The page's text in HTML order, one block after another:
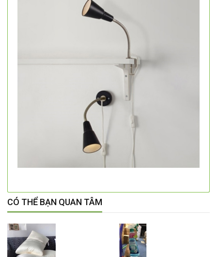
CÓ THỂ BẠN QUAN TÂM